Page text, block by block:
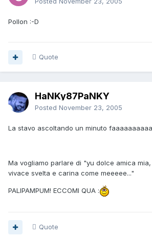
Pollon :-D
Quote
HaNKy87PaNKY
Posted November 23, 2005
La stavo ascoltando un minuto faaaaaaaaaa
Ma vogliamo parlare di "yu dolce amica
vivace svelta e carina come meeeee..."
PALIPAMPUM! ECCOMI QUA :
Quote